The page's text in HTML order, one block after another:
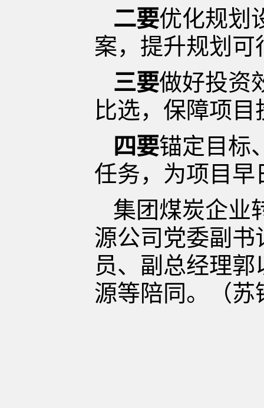
二要优化规划
案，提升规划可
三要做好投资
比选，保障项
四要锚定目标
任务，为项目
集团煤炭企业
源公司党委副
员、副总经理
源等陪同。（苏